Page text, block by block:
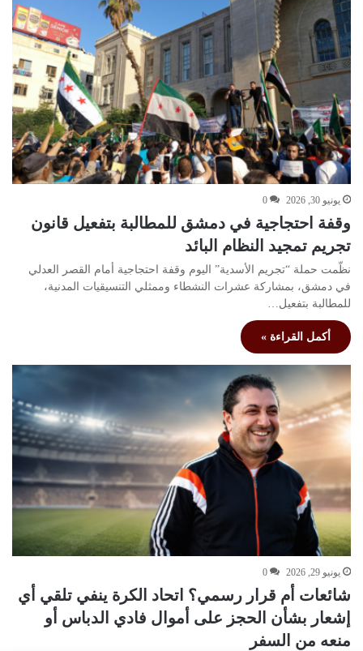
يونيو 30, 2026 0
وقفة احتجاجية في دمشق للمطالبة بتفعيل قانون
تجريم تمجيد النظام البائد
نظّمت حملة “تجريم الأسدية” اليوم وقفة احتجاجية أمام القصر العدلي
في دمشق، بمشاركة عشرات النشطاء وممثلي التنسيقيات المدنية،
للمطالبة بتفعيل…
أكمل القراءة »
يونيو 29, 2026 0
شائعات أم قرار رسمي؟ اتحاد الكرة ينفي تلقي أي
إشعار بشأن الحجز على أموال فادي الدباس أو
منعه من السفر